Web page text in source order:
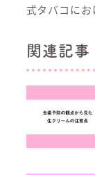
式タバコに
関連記事